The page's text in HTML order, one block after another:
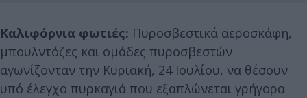
Καλιφόρνια φωτιές: Πυροσβεστικά αεροσκάφη,
μπουλντόζες και ομάδες πυροσβεστών
αγωνίζονταν την Κυριακή, 24 Ιουλίου, να θέσουν
υπό έλεγχο πυρκαγιά που εξαπλώνεται γρήγορα